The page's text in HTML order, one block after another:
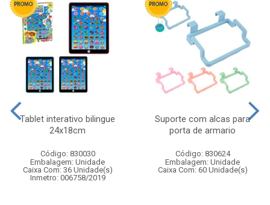
Tablet interativo bilingue
24x18cm
Código: 830030
Embalagem: Unidade
Caixa Com: 36 Unidade(s)
Inmetro: 006758/2019
Suporte com alcas para
porta de armario
Código: 830624
Embalagem: Unidade
Caixa Com: 60 Unidade(s)